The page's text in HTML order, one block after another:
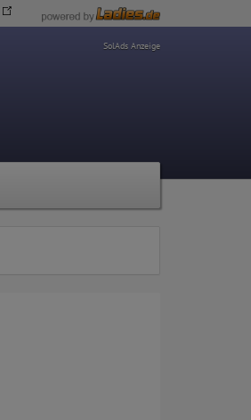
SolAds Anzeige